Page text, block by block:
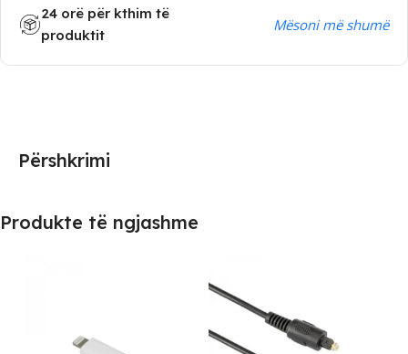
24 orë për kthim të
produktit
Mësoni më shumë
Përshkrimi
Produkte të ngjashme